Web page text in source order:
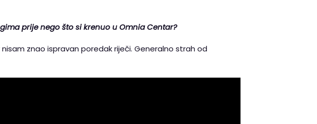
prije nego što si krenuo u Omnia Centar?
znao ispravan poredak riječi. Generalno strah od